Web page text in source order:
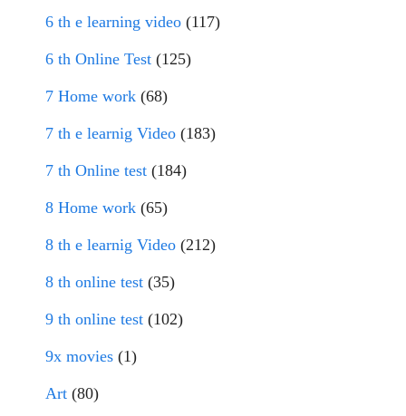
6 th e learning video (117)
6 th Online Test (125)
7 Home work (68)
7 th e learnig Video (183)
7 th Online test (184)
8 Home work (65)
8 th e learnig Video (212)
8 th online test (35)
9 th online test (102)
9x movies (1)
Art (80)